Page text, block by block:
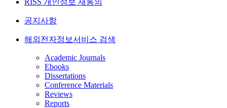
RISS 개인정보 재동의
공지사항
해외전자정보서비스 검색
Academic Journals
Ebooks
Dissertations
Conference Materials
Reviews
Reports